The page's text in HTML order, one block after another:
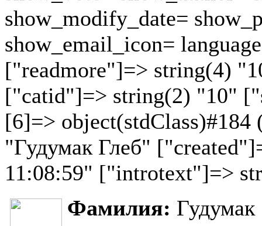
show_modify_date=
show_email_icon=
["readmore"]=> string(4)
["catid"]=> string(2) "10"
[6]=>
"Гудумак Глеб"
11:08:59" ["introtext"]=>
Фамилия: Гудумак